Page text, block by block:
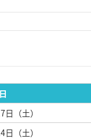
（土）
（土）